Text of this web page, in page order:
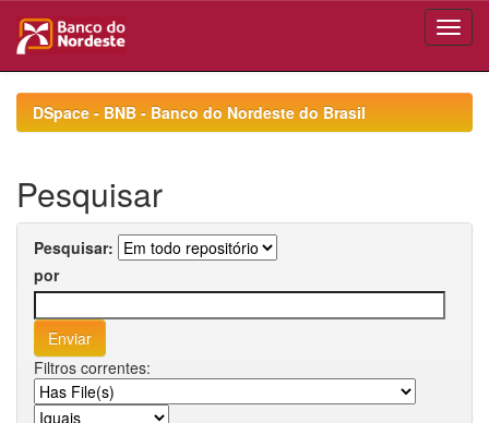
navigationDSpace - BNB - Banco do Nordeste do Brasil
Pesquisar
Pesquisar:
por
Filtros correntes: